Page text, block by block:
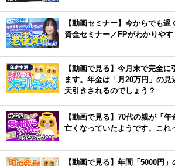
【動画セミナー】今からでも
資金セミナー／FPがわかりやす
【動画で見る】今月末で完全に
ます。年金は「月20万円」の
天引きされるのでしょう？
【動画で見る】70代の親が「年
亡くなっていたようです。これ
【動画で見る】年間「5000円